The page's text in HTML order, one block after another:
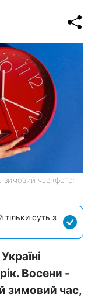
зимовий час (фото:
суть з
Восени -
зимовий час,